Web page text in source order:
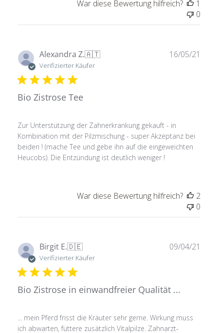
War diese Bewertung hilfreich?
1
0
Alexandra Z.🇦🇹
Verifizierter Käufer
Bio Zistrose Tee
Zur Unterstützung der Zahnerkrankung gekauft - in
Kombination mit der Pilzmischung - super Akzeptanz bei
beiden ! (mache Tee und gebe ihn auf die eingeweichten
Heucobs). Die Entzündung ist deutlich weniger !
16/05/21
War diese Bewertung hilfreich?
2
0
Birgit E.🇩🇪
Verifizierter Käufer
Bio Zistrose in einwandfreier Qualität ...
... mein Pferd frisst die Kräuter sehr gerne. Wirkung muss
ich abwarten, füttere zusätzlich Vitalpilze. Zahnarzt-
09/04/21